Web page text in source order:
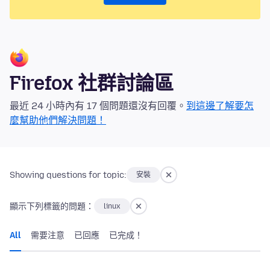
Firefox 社群討論區
最近 24 小時內有 17 個問題還沒有回覆。 到這邊了解要怎
麼幫助他們解決問題！
Showing questions for topic: 安裝
顯示下列標籤的問題： linux
All 需要注意 已回應 已完成！